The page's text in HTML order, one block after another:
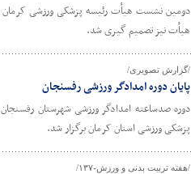
هیأت نیز تصمیم گیری شد.
/گزارش تصویری/
پایان دوره امدادگر ورزشی رفسنجان
دوره صدساعته امدادگر ورزشی شهرستان
پزشکی ورزشی استان کرمان برگزار شد.
/هفته تربیت بدنی و ورزش-۱۳۷/